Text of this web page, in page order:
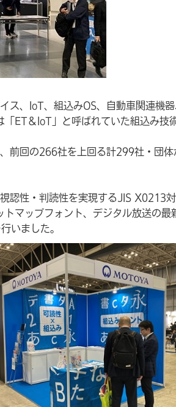
ス、IoT、組込みOS、自動車関連機
ET＆IoT」と呼ばれていた組込み技
前回の266社を上回る計299社・団体
認性・判読性を実現するJIS X0213
マップフォント、デジタル放送の最
いました。